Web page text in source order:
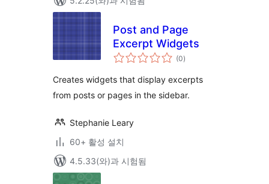
Post and Page
Excerpt Widgets
(0전
체
점
)
Creates widgets that display excerpts
from posts or pages in the sidebar.
Stephanie Leary
60+ 활성 설치
4.5.33(와)과 시험됨